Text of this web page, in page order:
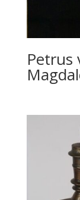
Petrus